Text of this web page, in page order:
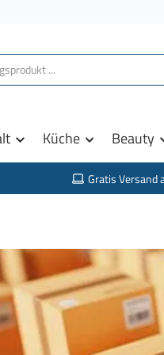
Küche Beauty
Gratis Versand